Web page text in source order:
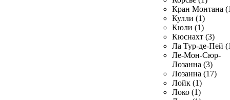
Кран Монтана
Кулли (1)
Кюли (1)
Кюснахт (3)
Ла Тур-де-Пей
Ле-Мон-Сюр-
Лозанна (3)
Лозанна (17)
Лойк (1)
Локо (1)